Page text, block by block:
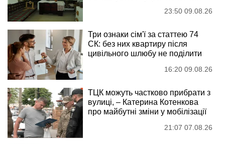
23:50 09.08.26
Три ознаки сім'ї за статтею 74
СК: без них квартиру після
цивільного шлюбу не поділити
16:20 09.08.26
ТЦК можуть частково прибрати з
вулиці, – Катерина Котенкова
про майбутні зміни у мобілізації
21:07 07.08.26